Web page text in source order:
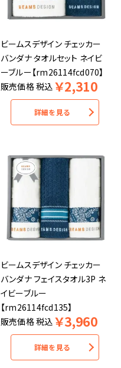
ビームスデザイン チェッカー
バンダナ タオルセット ネイビ
ーブルー【rm26114fcd070】
販売価格税込 ￥2,310
詳細を見る
ビームスデザイン チェッカー
バンダナ フェイスタオル3P ネ
イビーブルー
【rm26114fcd135】
販売価格税込 ￥3,960
詳細を見る